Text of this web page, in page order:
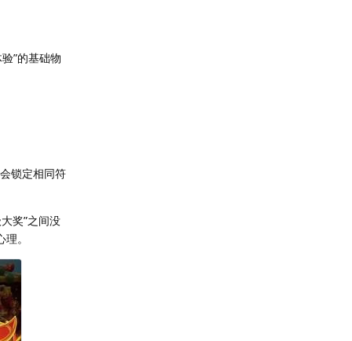
”的基础物
锁定相同符
奖”之间没
。